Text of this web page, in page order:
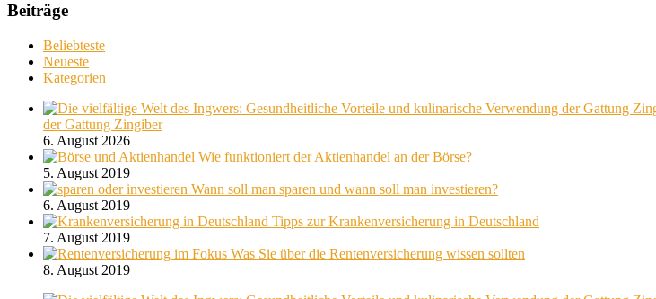
Beiträge
Beliebteste
Neueste
Kategorien
der Gattung Zingiber
6. August 2026
Wie funktioniert der Aktienhandel an der Börse?
5. August 2019
Wann soll man sparen und wann soll man investieren?
6. August 2019
Tipps zur Krankenversicherung in Deutschland
7. August 2019
Was Sie über die Rentenversicherung wissen sollten
8. August 2019